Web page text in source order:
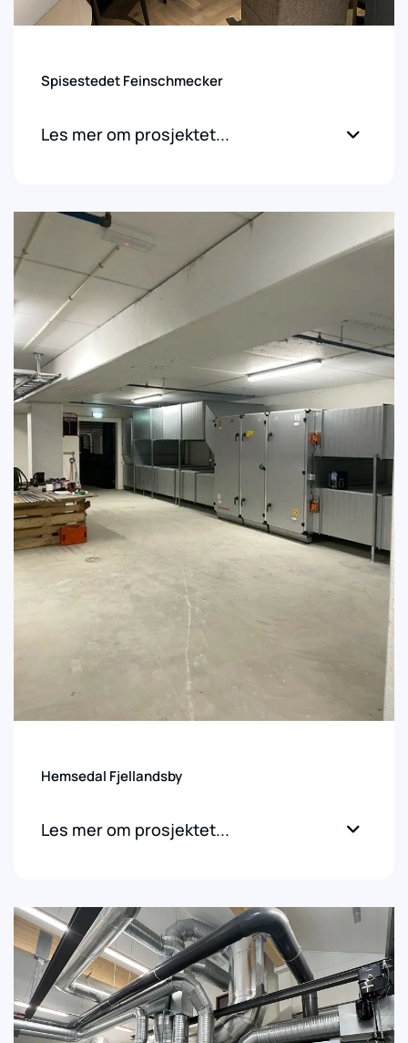
Spisestedet Feinschmecker
Les mer om prosjektet...
Hemsedal Fjellandsby
Les mer om prosjektet...